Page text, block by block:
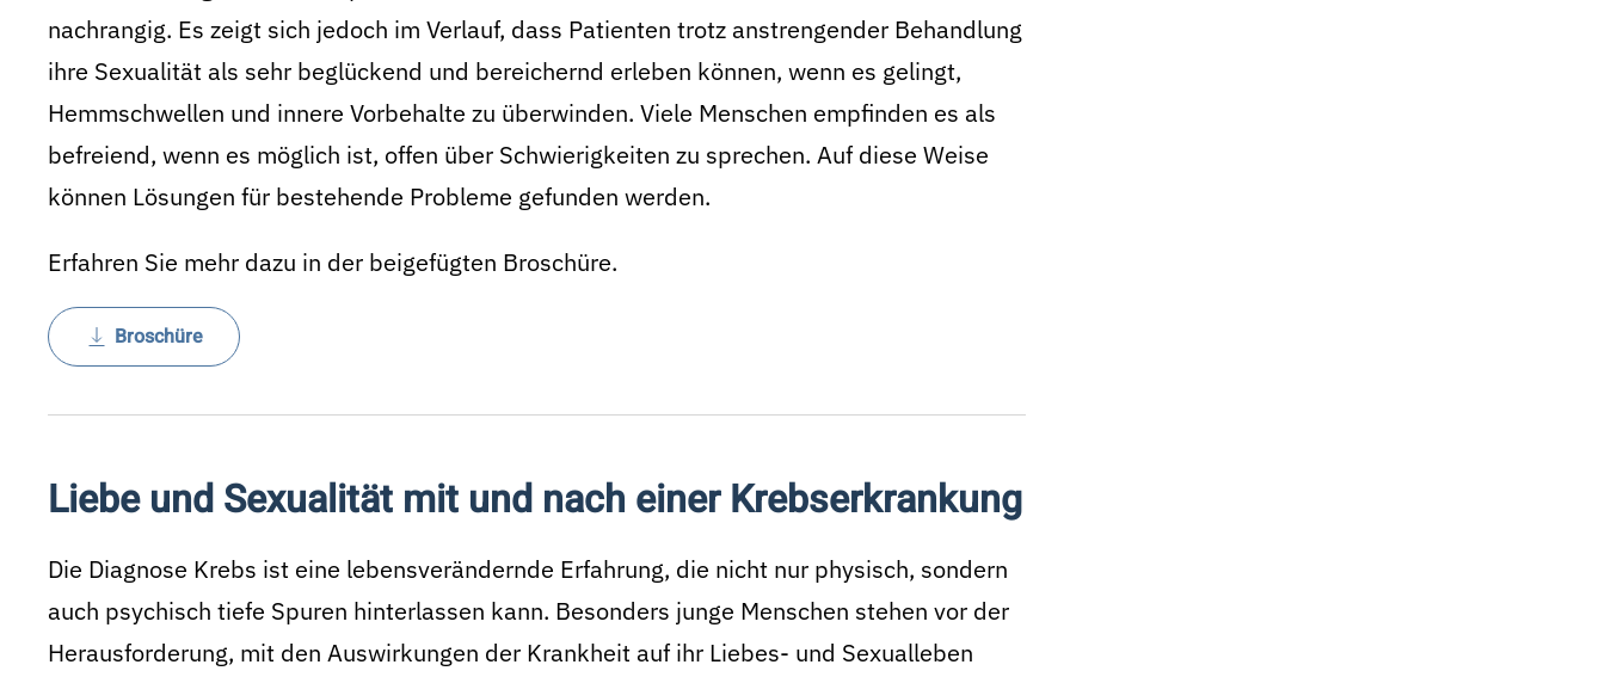
nachrangig. Es zeigt sich jedoch im Verlauf, dass Patienten trotz anstrengender Behandlung
ihre Sexualität als sehr beglückend und bereichernd erleben können, wenn es gelingt,
Hemmschwellen und innere Vorbehalte zu überwinden. Viele Menschen empfinden es als
befreiend, wenn es möglich ist, offen über Schwierigkeiten zu sprechen. Auf diese Weise
können Lösungen für bestehende Probleme gefunden werden.
Erfahren Sie mehr dazu in der beigefügten Broschüre.
Broschüre
Liebe und Sexualität mit und nach einer Krebserkrankung
Die Diagnose Krebs ist eine lebensverändernde Erfahrung, die nicht nur physisch, sondern
auch psychisch tiefe Spuren hinterlassen kann. Besonders junge Menschen stehen vor der
Herausforderung, mit den Auswirkungen der Krankheit auf ihr Liebes- und Sexualleben